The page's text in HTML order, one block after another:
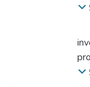
公
組